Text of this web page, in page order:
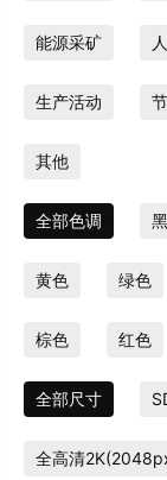
能源采矿
生产活动
其他
全部色调
黄色 绿色
棕色 红色
全部尺寸
全高清